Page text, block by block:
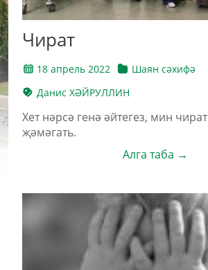
Чират
18 апрель 2022
Шаян сәхифә
Данис ХӘЙРУЛЛИН
Хет нәрсә генә әйтегез, мин
җәмәгать.
Алга таба →